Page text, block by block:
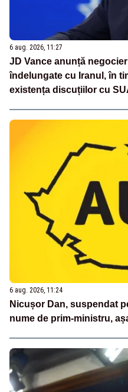
6 aug. 2026, 11:27
JD Vance anunță
îndelungate cu Iranul, în
existența discuțiilor cu
6 aug. 2026, 11:24
Nicușor Dan, suspendat
nume de prim-ministru,